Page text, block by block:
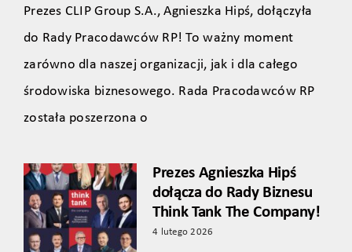
Prezes CLIP Group S.A., Agnieszka Hipś, dołączyła
do Rady Pracodawców RP! To ważny moment
zarówno dla naszej organizacji, jak i dla całego
środowiska biznesowego. Rada Pracodawców RP
została poszerzona o
Prezes Agnieszka Hipś
dołącza do Rady Biznesu
Think Tank The Company!
4 lutego 2026